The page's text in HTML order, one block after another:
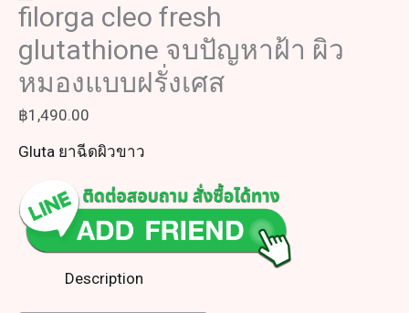
filorga cleo fresh
glutathione จบปัญหาฝ้า ผิว
หมองแบบฝรั่งเศส
฿1,490.00
Gluta ยาฉีดผิวขาว
Description